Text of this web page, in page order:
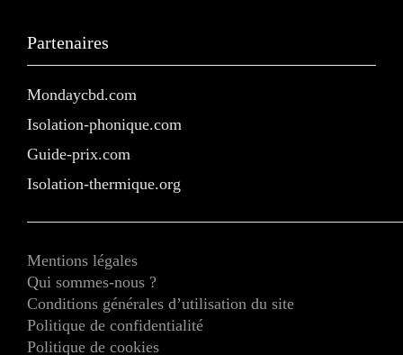
Partenaires
Mondaycbd.com
Isolation-phonique.com
Guide-prix.com
Isolation-thermique.org
Mentions légales
Qui sommes-nous ?
Conditions générales d’utilisation du site
Politique de confidentialité
Politique de cookies